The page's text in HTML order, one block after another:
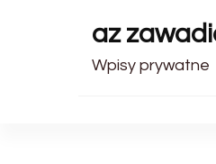
az
Wpisy prywatne